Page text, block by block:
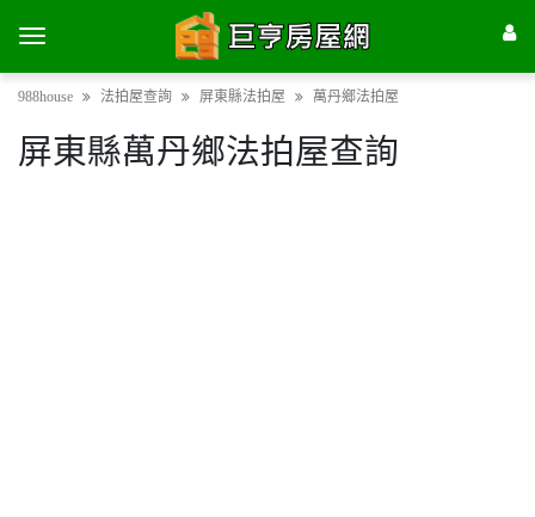
988house 法拍屋查詢 屏東縣法拍屋 萬丹鄉法拍屋
屏東縣萬丹鄉法拍屋查詢